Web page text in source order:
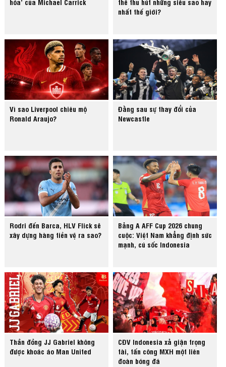
nhất thế giới?
Vì sao Liverpool chiêu mộ
Ronald Araujo?
Đằng sau sự thay đổi của
Newcastle
Rodri đến Barca, HLV Flick sẽ
xây dựng hàng tiền vệ ra sao?
Bảng A AFF Cup 2026 chung
cuộc: Việt Nam khẳng định sức
mạnh, cú sốc Indonesia
Thần đồng JJ Gabriel không
được khoác áo Man United
CĐV Indonesia xả giận trọng
tài, tấn công MXH một liên
đoàn bóng đá